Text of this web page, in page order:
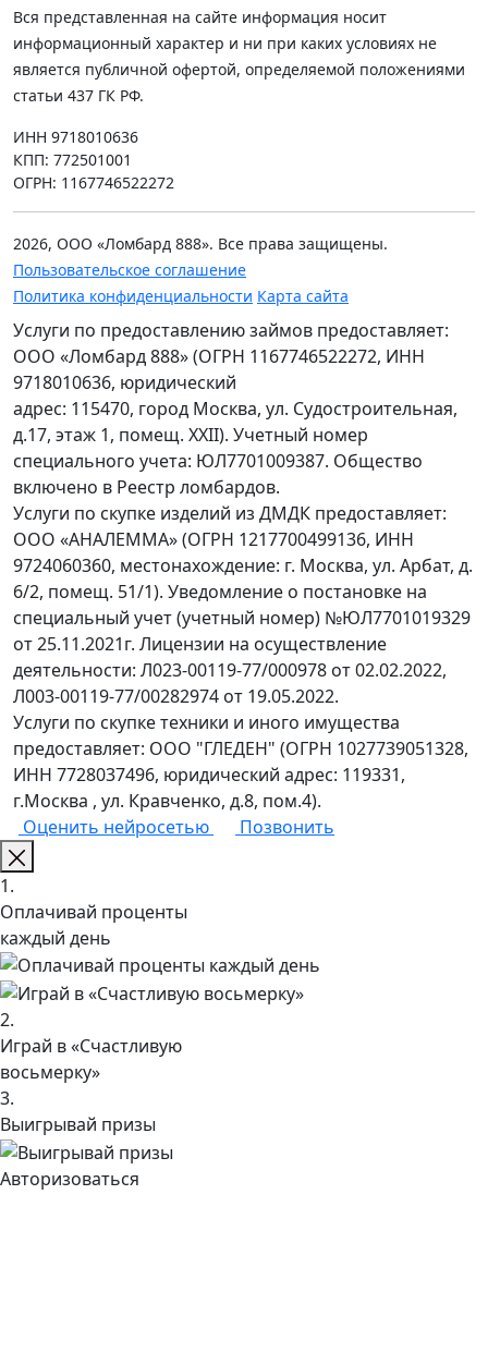
Вся представленная на сайте информация носит
информационный характер и ни при каких условиях не
является публичной офертой, определяемой положениями
статьи 437 ГК РФ.
ИНН 9718010636
КПП: 772501001
ОГРН: 1167746522272
2026, ООО «Ломбард 888». Все права защищены.
Пользовательское соглашение
Политика конфиденциальности Карта сайта
Услуги по предоставлению займов предоставляет:
ООО «Ломбард 888» (ОГРН 1167746522272, ИНН
9718010636, юридический
адрес: 115470, город Москва, ул. Судостроительная,
д.17, этаж 1, помещ. XXII). Учетный номер
специального учета: ЮЛ7701009387. Общество
включено в Реестр ломбардов.
Услуги по скупке изделий из ДМДК предоставляет:
ООО «АНАЛЕММА» (ОГРН 1217700499136, ИНН
9724060360, местонахождение: г. Москва, ул. Арбат, д.
6/2, помещ. 51/1). Уведомление о постановке на
специальный учет (учетный номер) №ЮЛ7701019329
от 25.11.2021г. Лицензии на осуществление
деятельности: Л023-00119-77/000978 от 02.02.2022,
Л003-00119-77/00282974 от 19.05.2022.
Услуги по скупке техники и иного имущества
предоставляет: ООО "ГЛЕДЕН" (ОГРН 1027739051328,
ИНН 7728037496, юридический адрес: 119331,
г.Москва , ул. Кравченко, д.8, пом.4).
Оценить нейросетью
Позвонить
1.
Оплачивай проценты
каждый день
2.
Играй в «Счастливую
восьмерку»
3.
Выигрывай призы
Авторизоваться